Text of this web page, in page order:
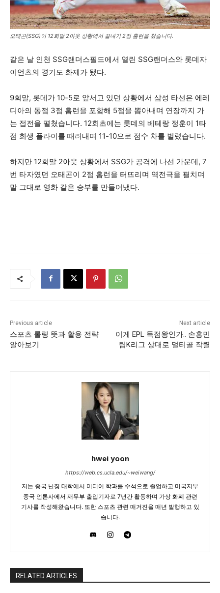
오태곤(SSG)이 12회말 2아웃 상황에서 끝내기 2점 홈런을 쳤습니다.
같은 날 인천 SSG랜더스필드에서 열린 SSG랜더스와 롯데자
이언츠의 경기도 화제가 됐다.
9회말, 롯데가 10-5로 앞서고 있던 상황에서 삼성 타선은 에레
디아의 동점 3점 홈런을 포함해 5점을 뽑아내며 연장까지 가
는 접전을 펼쳤습니다. 12회초에는 롯데의 베테랑 정훈이 1타
점 희생 플라이를 때려내며 11-10으로 점수 차를 벌렸습니다.
하지만 12회말 2아웃 상황에서 SSG가 공격에 나선 가운데, 7
번 타자였던 오태곤이 2점 홈런을 터뜨리며 역전극을 펼치며
말 그대로 영화 같은 승부를 만들어냈다.
Previous article
스포츠 롤링 뜻과 활용 전략
알아보기
Next article
이게 EPL 득점왕인가.. 손흥민
팀K리그 상대로 멀티골 작렬
hwei yoon
https://web.cs.ucla.edu/~weiwang/
저는 중국 난징 대학에서 미디어 학과를 수석으로 졸업하고 미국지부
중국 언론사에서 재무부 출입기자로 7년간 활동하며 가상 화폐 관련
기사를 작성해왔습니다. 또한 스포츠 관련 매거진을 매년 발행하고 있
습니다.
RELATED ARTICLES